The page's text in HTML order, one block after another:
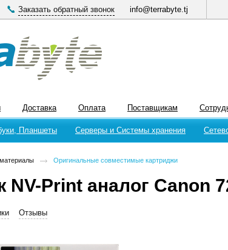
Заказать обратный звонок info@terrabyte.tj
Доставка Оплата Поставщикам
Планшеты Серверы и Системы хранения
Оригинальные совместимые картриджи
NV-Print аналог Canon
Отзывы